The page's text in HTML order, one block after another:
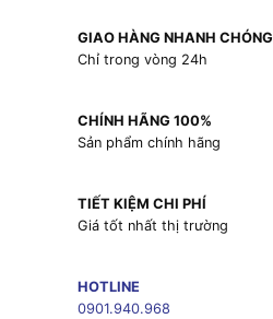
GIAO HÀNG NHANH CHÓNG
Chỉ trong vòng 24h
CHÍNH HÃNG 100%
Sản phẩm chính hãng
TIẾT KIỆM CHI PHÍ
Giá tốt nhất thị trường
HOTLINE
0901.940.968